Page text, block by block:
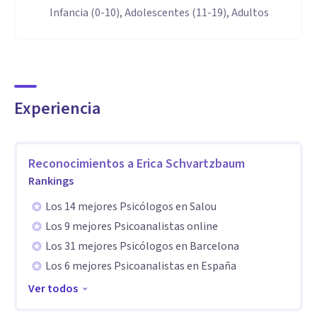
Actualmente sigo formándome mediante cursos,
especializaciones, supervisiones etc. porque considero que
Mi experiencia profesional se ha desarrollado en el campo
Infantil , Juvenil, familia y adopción, y adultos, tanto desde
el ámbito clínico, como desde el de promoción de la salud.
Considero que es posible también, utilizar el arte como una
vía de expresión y autoconocimiento, independientemente
Infancia (0-10), Adolescentes (11-19), Adultos
Experiencia
Reconocimientos a Erica Schvartzbaum
Rankings
Los 14 mejores Psicólogos en Salou
Los 9 mejores Psicoanalistas online
Los 31 mejores Psicólogos en Barcelona
Los 6 mejores Psicoanalistas en España
Ver todos